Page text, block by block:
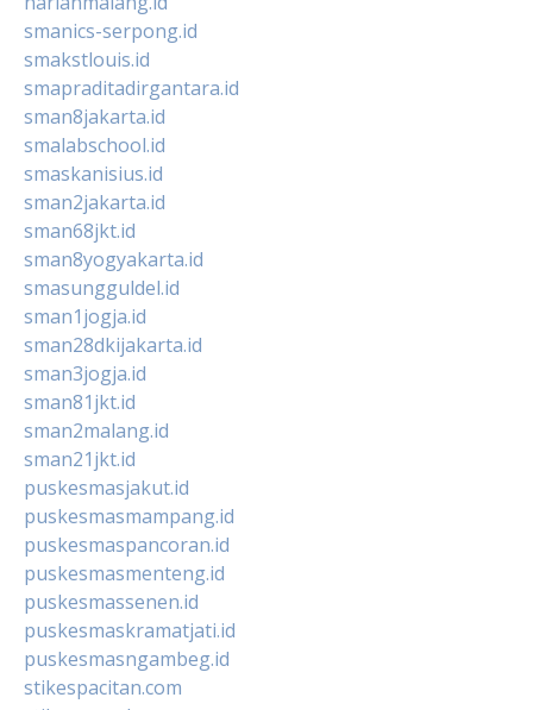
smanics-serpong.id
smakstlouis.id
smapraditadirgantara.id
sman8jakarta.id
smalabschool.id
smaskanisius.id
sman2jakarta.id
sman68jkt.id
sman8yogyakarta.id
smasungguldel.id
sman1jogja.id
sman28dkijakarta.id
sman3jogja.id
sman81jkt.id
sman2malang.id
sman21jkt.id
puskesmasjakut.id
puskesmasmampang.id
puskesmaspancoran.id
puskesmasmenteng.id
puskesmassenen.id
puskesmaskramatjati.id
puskesmasngambeg.id
stikespacitan.com